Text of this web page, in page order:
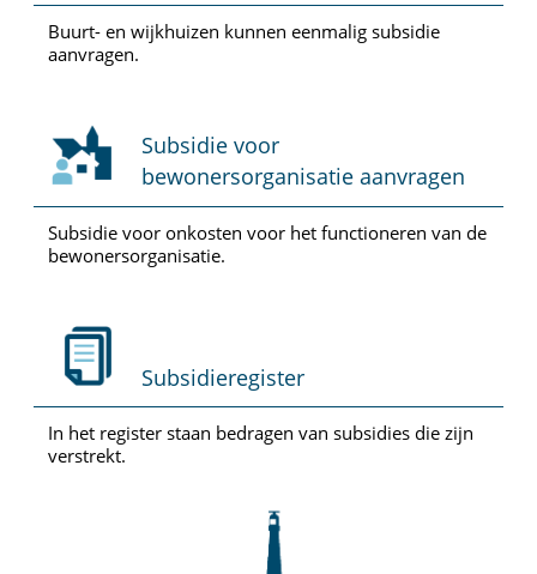
Buurt- en wijkhuizen kunnen eenmalig subsidie
aanvragen.
Subsidie voor
bewonersorganisatie aanvragen
Subsidie voor onkosten voor het functioneren van de
bewonersorganisatie.
Subsidieregister
In het register staan bedragen van subsidies die zijn
verstrekt.